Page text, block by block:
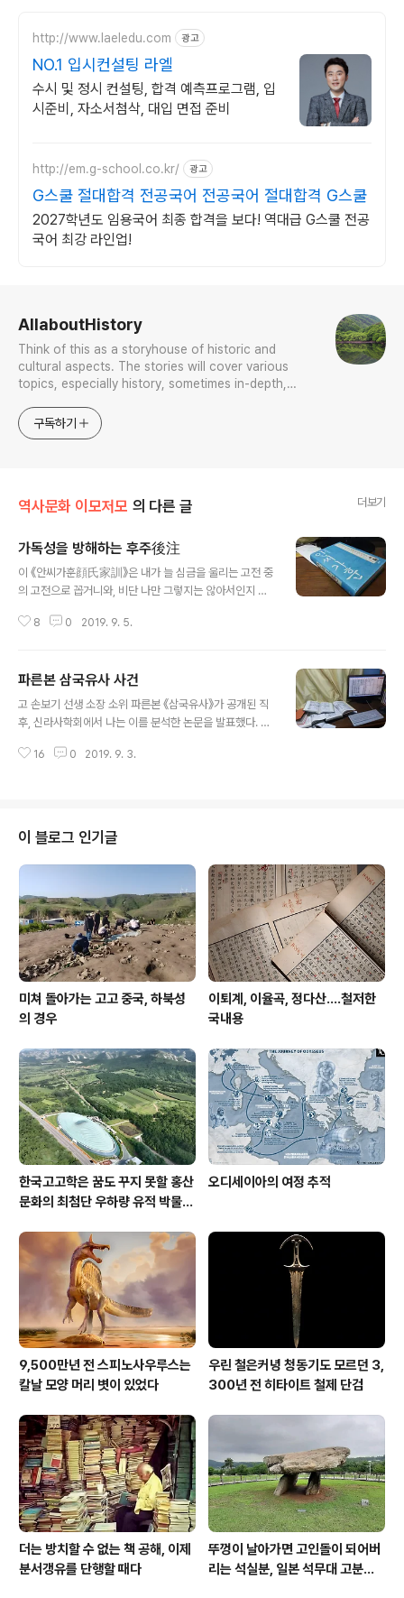
http://www.laeledu.com 광고
NO.1 입시컨설팅 라엘
수시 및 정시 컨설팅, 합격 예측프로그램, 입
시준비, 자소서첨삭, 대입 면접 준비
http://em.g-school.co.kr/ 광고
G스쿨 절대합격 전공국어 전공국어 절대합격 G스쿨
2027학년도 임용국어 최종 합격을 보다! 역대급 G스쿨 전공
국어 최강 라인업!
AllaboutHistory
Think of this as a storyhouse of historic and
cultural aspects. The stories will cover various
topics, especially history, sometimes in-depth,
approach will be to resist any common sense or
generalized viewpoint
구독하기
역사문화 이모저모 의 다른 글 더보기
가독성을 방해하는 후주後注
이 《안씨가훈顔氏家訓》은 내가 늘 심금을 울리는 고전 중
의 고전으로 꼽거니와, 비단 나만 그렇지는 않아서인지 현
종 정도가 된다고 파악한다. 사진은 개중에서도 역자 전공
람이 번역한 것으로 안다. 이 역본을 포함해 이 출판사는 주
석을 책 뒤편으로 한꺼번에 몰아넣기는 하는 이른바 후주
後注 시스템을 채택한다. 본문 이해를 돕기 위한 첨언을 주
라 해당 본분 페이지 하단에 배치하는 방식을 각주脚注fo
8 0 2019. 9. 5.
파른본 삼국유사 사건
고 손보기 선생 소장 소위 파른본 《삼국유사》가 공개된 직
후, 신라사학회에서 나는 이를 분석한 논문을 발표했다. 사
서 찍은 몇 컷 중 하나다. 판본 비교를 위해서는 《삼국유사》
그 공개 전날 나는 그 분석 결과를 우리 공장 기사로 내놓았
다. 비교 대상은 안정복 수택본과 고려대본 등등으로 기억
하는데 안정복 수택본은 인쇄상태가 너무 안좋았다고 기억
한다. 이것이 판본 자체에서 기인하는 것인지, 아니면 그 인
본印本의 문제인지는 내가 확인하지 못했다. 이 파른본은
그 판각 혹은 조선 중종..
16 0 2019. 9. 3.
이 블로그 인기글
미쳐 돌아가는 고고 중국, 하북성
의 경우
이퇴계, 이율곡, 정다산....철저한
국내용
한국고고학은 꿈도 꾸지 못할 홍산
문화의 최첨단 우하량 유적 박물관
오디세이아의 여정 추적
9,500만년 전 스피노사우루스는
칼날 모양 머리 볏이 있었다
우린 철은커녕 청동기도 모르던 3,
300년 전 히타이트 철제 단검
더는 방치할 수 없는 책 공해, 이제
분서갱유를 단행할 때다
뚜껑이 날아가면 고인돌이 되어버
리는 석실분, 일본 석무대 고분의